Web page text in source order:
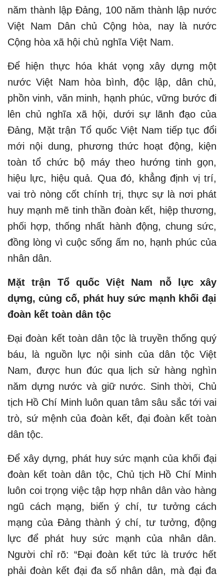
năm thành lập Đảng, 100 năm thành lập nước
Việt Nam Dân chủ Cộng hòa, nay là nước
Cộng hòa xã hội chủ nghĩa Việt Nam.
Để hiện thực hóa khát vọng xây dựng một
nước Việt Nam hòa bình, độc lập, dân chủ,
phồn vinh, văn minh, hạnh phúc, vững bước đi
lên chủ nghĩa xã hội, dưới sự lãnh đạo của
Đảng, Mặt trận Tổ quốc Việt Nam tiếp tục đổi
mới nội dung, phương thức hoạt động, kiện
toàn tổ chức bộ máy theo hướng tinh gọn,
hiệu lực, hiệu quả. Qua đó, khẳng định vị trí,
vai trò nòng cốt chính trị, thực sự là nơi phát
huy mạnh mẽ tinh thần đoàn kết, hiệp thương,
phối hợp, thống nhất hành động, chung sức,
đồng lòng vì cuộc sống ấm no, hạnh phúc của
nhân dân.
Mặt trận Tổ quốc Việt Nam nỗ lực xây
dựng, củng cố, phát huy sức mạnh khối đại
đoàn kết toàn dân tộc
Đại đoàn kết toàn dân tộc là truyền thống quý
báu, là nguồn lực nội sinh của dân tộc Việt
Nam, được hun đúc qua lịch sử hàng nghìn
năm dựng nước và giữ nước. Sinh thời, Chủ
tịch Hồ Chí Minh luôn quan tâm sâu sắc tới vai
trò, sứ mệnh của đoàn kết, đại đoàn kết toàn
dân tộc.
Để xây dựng, phát huy sức mạnh của khối đại
đoàn kết toàn dân tộc, Chủ tịch Hồ Chí Minh
luôn coi trọng việc tập hợp nhân dân vào hàng
ngũ cách mạng, biến ý chí, tư tưởng cách
mạng của Đảng thành ý chí, tư tưởng, động
lực để phát huy sức mạnh của nhân dân.
Người chỉ rõ: “Đại đoàn kết tức là trước hết
phải đoàn kết đại đa số nhân dân, mà đại đa